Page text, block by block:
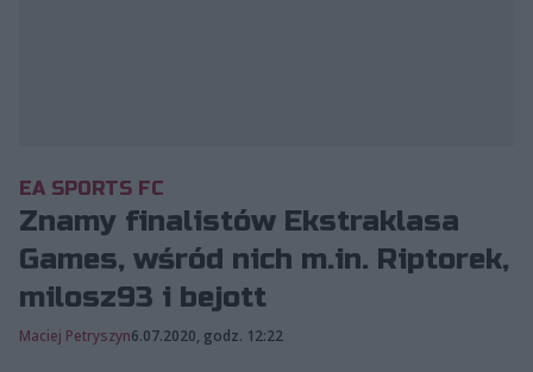
EA SPORTS FC
Znamy finalistów Ekstraklasa
Games, wśród nich m.in. Riptorek,
milosz93 i bejott
Maciej Petryszyn6.07.2020, godz. 12:22